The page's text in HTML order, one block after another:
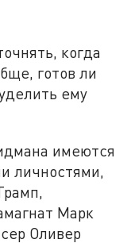
когда
готов ли
ему
имеются
личностями,
Марк
Оливер